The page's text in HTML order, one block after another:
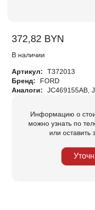
372,82 BYN
В наличии
Артикул:
T372013
Бренд:
FORD
Аналоги:
JC469155AB,
Информацию о
можно узнать по
или оставить